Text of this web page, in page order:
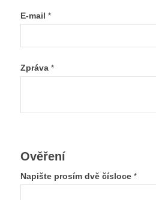
E-mail *
Zpráva *
Ověření
Napište prosím dvě čísloce *